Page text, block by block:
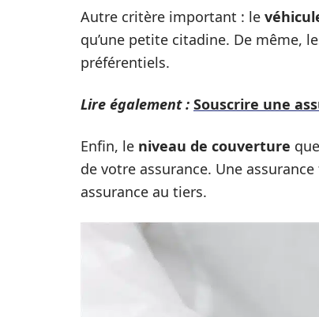
Autre critère important : le
qu’une petite citadine. De même,
préférentiels.
Lire également : Souscrire une
Enfin, le niveau de couverture
de votre assurance. Une
assurance au tiers.